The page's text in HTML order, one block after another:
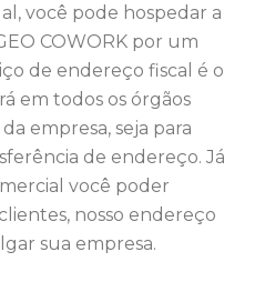
você pode hospedar a
COWORK por um
de endereço fiscal é o
em todos os órgãos
empresa, seja para
de endereço. Já
você poder
nosso endereço
sua empresa.